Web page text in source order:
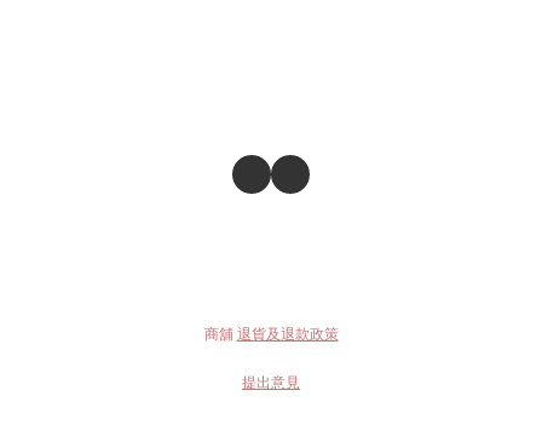
商舖 退貨及退款政策
提出意見